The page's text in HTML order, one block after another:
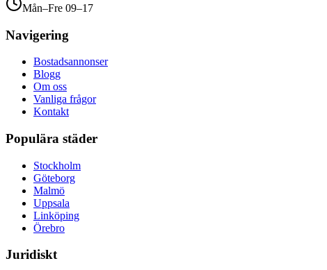
Mån–Fre 09–17
Navigering
Bostadsannonser
Blogg
Om oss
Vanliga frågor
Kontakt
Populära städer
Stockholm
Göteborg
Malmö
Uppsala
Linköping
Örebro
Juridiskt